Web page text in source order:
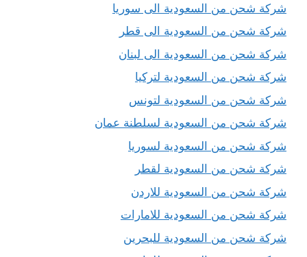
شركة شحن من السعودية الى سوريا
شركة شحن من السعودية الى قطر
شركة شحن من السعودية الى لبنان
شركة شحن من السعودية لتركيا
شركة شحن من السعودية لتونس
شركة شحن من السعودية لسلطنة عمان
شركة شحن من السعودية لسوريا
شركة شحن من السعودية لقطر
شركة شحن من السعودية للاردن
شركة شحن من السعودية للامارات
شركة شحن من السعودية للبحرين